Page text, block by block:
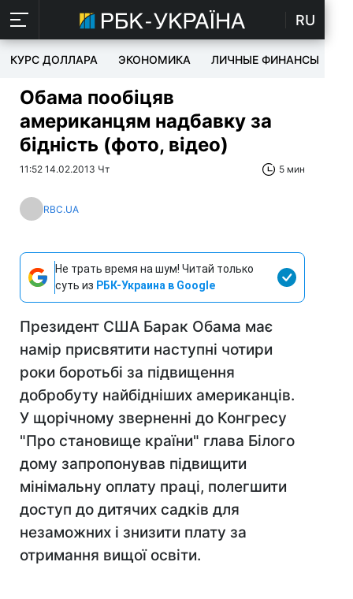
RU
КУРС ДОЛЛАРА ЭКОНОМИКА ЛИЧНЫЕ ФИНАНСЫ
Обама пообіцяв
американцям надбавку за
бідність (фото, відео)
11:52 14.02.2013 Чт 5 мин
RBC.UA
Не трать время на шум! Читай только
суть из РБК-Украина в Google
Президент США Барак Обама має
намір присвятити наступні чотири
роки боротьбі за підвищення
добробуту найбідніших американців.
У щорічному зверненні до Конгресу
"Про становище країни" глава Білого
дому запропонував підвищити
мінімальну оплату праці, полегшити
доступ до дитячих садків для
незаможних і знизити плату за
отримання вищої освіти.